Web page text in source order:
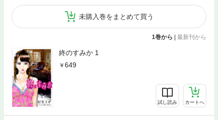
未購入巻をまとめて買う
1巻から | 最新刊から
終のすみか 1
649
試し読み カートへ